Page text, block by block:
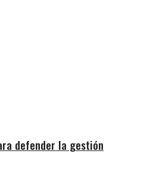
defender la gestión